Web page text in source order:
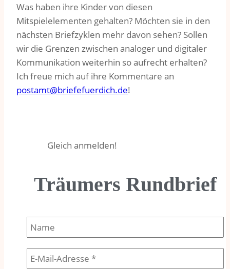
Was haben ihre Kinder von diesen
Mitspielelementen gehalten? Möchten sie in den
nächsten Briefzyklen mehr davon sehen? Sollen
wir die Grenzen zwischen analoger und digitaler
Kommunikation weiterhin so aufrecht erhalten?
Ich freue mich auf ihre Kommentare an
postamt@briefefuerdich.de!
Gleich anmelden!
Träumers Rundbrief